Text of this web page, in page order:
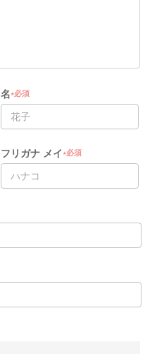
名★必須
フリガナ メイ ★必須